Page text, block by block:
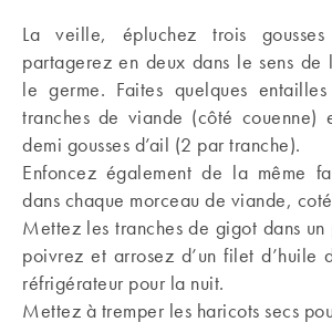
La veille, épluchez trois
partagerez en deux dans le sens de
le germe. Faites quelques
tranches de viande (côté couenne)
demi gousses d’ail (2 par tranche).
Enfoncez également de la même
dans chaque morceau de viande,
Mettez les tranches de gigot dans
poivrez et arrosez d’un filet d’huile
réfrigérateur pour la nuit.
Mettez à tremper les haricots secs